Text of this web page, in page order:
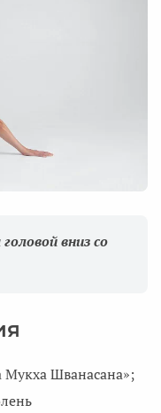
вниз со
Шванасана»;